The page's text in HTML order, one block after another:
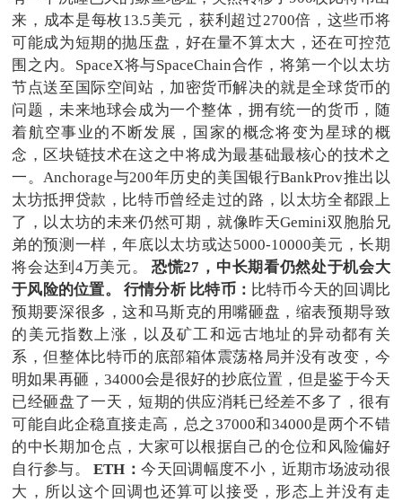
来，成本是每枚13.5美元，获利超过2700倍，这些币将
可能成为短期的抛压盘，好在量不算太大，还在可控范
围之内。SpaceX将与SpaceChain合作，将第一个以太坊
节点送至国际空间站，加密货币解决的就是全球货币的
问题，未来地球会成为一个整体，拥有统一的货币，随
着航空事业的不断发展，国家的概念将变为星球的概
念，区块链技术在这之中将成为最基础最核心的技术之
一。Anchorage与200年历史的美国银行BankProv推出以
太坊抵押贷款，比特币曾经走过的路，以太坊全都跟上
了，以太坊的未来仍然可期，就像昨天Gemini双胞胎兄
弟的预测一样，年底以太坊或达5000-10000美元，长期
将会达到4万美元。恐慌27，中长期看仍然处于机会大
于风险的位置。
行情分析 比特币： 比特币今天的回调比
预期要深很多，这和马斯克的用嘴砸盘，缩表预期导致
的美元指数上涨，以及矿工和远古地址的异动都有关
系，但整体比特币的底部箱体震荡格局并没有改变，今
明如果再砸，34000会是很好的抄底位置，但是鉴于今天
已经砸盘了一天，短期的供应消耗已经差不多了，很有
可能自此企稳直接走高，总之37000和34000是两个不错
的中长期加仓点，大家可以根据自己的仓位和风险偏好
自行参与。ETH：今天回调幅度不小，近期市场波动很
大，所以这个回调也还算可以接受，形态上并没有走